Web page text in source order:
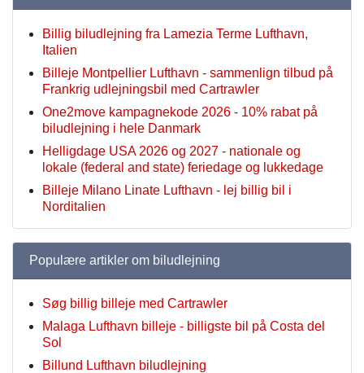
Billig biludlejning fra Lamezia Terme Lufthavn,
Italien
Billeje Montpellier Lufthavn - sammenlign tilbud på
Frankrig udlejningsbil med Cartrawler
One2move kampagnekode 2026 - 10% rabat på
biludlejning i hele Danmark
Helligdage USA 2026 og 2027 - nationale og
lokale (federal and state) feriedage og lukkedage
Billeje Milano Linate Lufthavn - lej billig bil i
Norditalien
Populære artikler om biludlejning
Søg billig billeje med Cartrawler
Malaga Lufthavn billeje - billigste bil på Costa del
Sol
Billund Lufthavn biludlejning